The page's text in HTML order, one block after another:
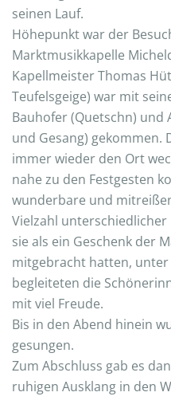
seinen Lauf.
Höhepunkt war der
Marktmusikkapelle
Kapellmeister Thomas
Teufelsgeige) war mit
Bauhofer (Quetschn) und
und Gesang) gekommen.
immer wieder den Ort
nahe zu den Festgesten
wunderbare und
Vielzahl
sie als ein Geschenk der
mitgebracht hatten,
begleiteten die
mit viel Freude.
Bis in den Abend hinein
gesungen.
Zum Abschluss gab es
ruhigen Ausklang in den